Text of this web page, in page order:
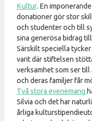
Kultur. En
donationer gör stor
och studenter och till
sina generösa bidrag
Särskilt speciella
varit där stiftelsen
verksamhet som ser
och deras familjer får
Två stora evenemang
Silvia och det har
årliga